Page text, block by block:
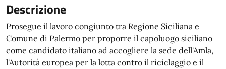
Descrizione
Prosegue il lavoro congiunto tra Regione Siciliana e
Comune di Palermo per proporre il capoluogo siciliano
come candidato italiano ad accogliere la sede dell'Amla,
l'Autorità europea per la lotta contro il riciclaggio e il